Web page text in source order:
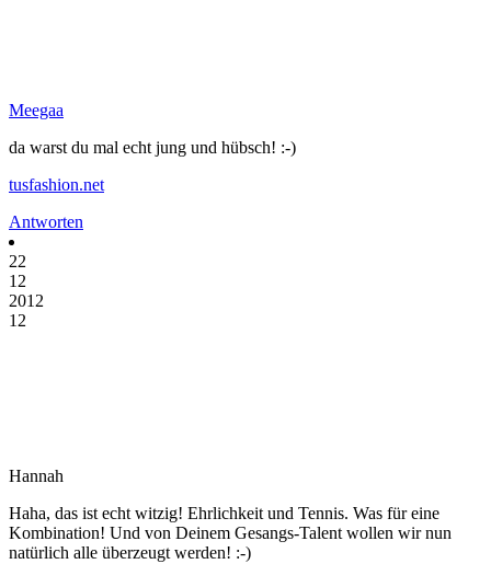
Meegaa
da warst du mal echt jung und hübsch! :-)
tusfashion.net
Antworten
22
12
2012
12
Hannah
Haha, das ist echt witzig! Ehrlichkeit und Tennis. Was für eine
Kombination! Und von Deinem Gesangs-Talent wollen wir nun
natürlich alle überzeugt werden! :-)